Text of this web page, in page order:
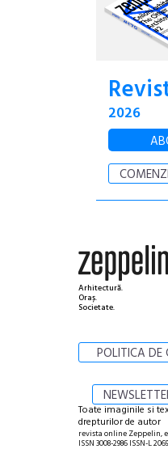
2026
COMENZI
Arhitectură.
Oraș.
Societate.
POLITICA DE
Toate imaginile si
drepturilor de autor
revista online Zeppelin,
ISSN 3008-2986 ISSN-L